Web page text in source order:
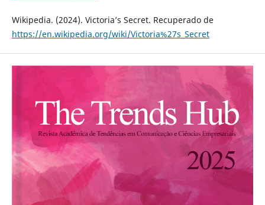
Wikipedia. (2024). Victoria’s Secret. Recuperado de
https://en.wikipedia.org/wiki/Victoria%27s_Secret